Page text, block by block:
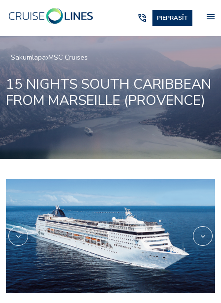
phone_in_talk PIEPRASĪT menu
Sākumlapa MSC Cruises
15 NIGHTS SOUTH CARIBBEAN
FROM MARSEILLE (PROVENCE)